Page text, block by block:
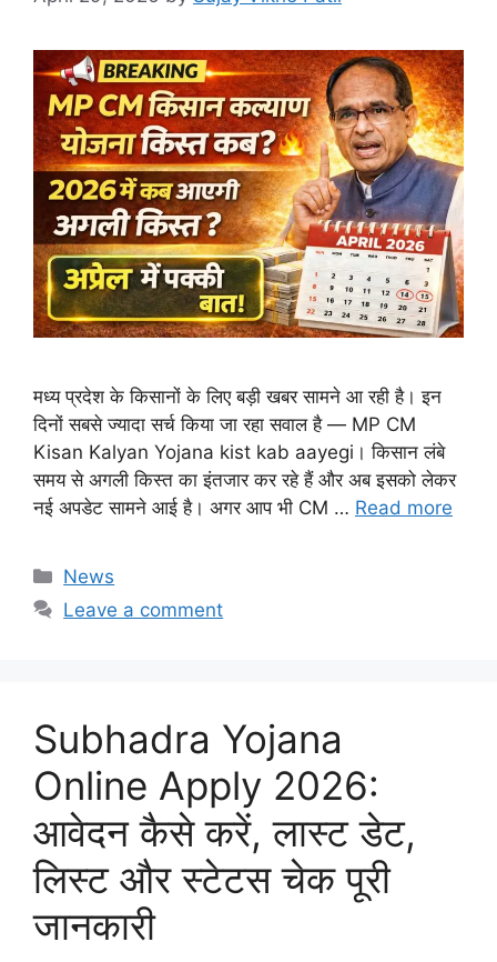
मध्य प्रदेश के किसानों के लिए बड़ी खबर सामने आ रही है। इन
दिनों सबसे ज्यादा सर्च किया जा रहा सवाल है — MP CM
Kisan Kalyan Yojana kist kab aayegi। किसान लंबे
समय से अगली किस्त का इंतजार कर रहे हैं और अब इसको लेकर
नई अपडेट सामने आई है। अगर आप भी CM … Read more
Categories
News
Leave a comment
Subhadra Yojana
Online Apply 2026:
आवेदन कैसे करें, लास्ट डेट,
लिस्ट और स्टेटस चेक पूरी
जानकारी